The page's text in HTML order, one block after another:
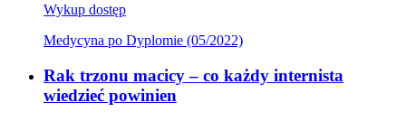
Wykup dostęp
Medycyna po Dyplomie (05/2022)
Rak trzonu macicy – co każdy internista
wiedzieć powinien